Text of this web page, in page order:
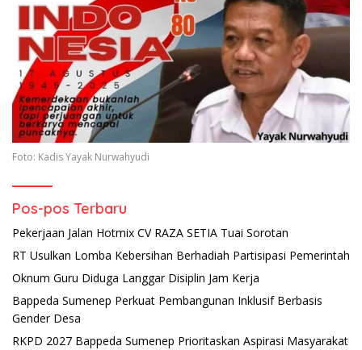
Foto: Kadis Yayak Nurwahyudi
Pos-pos Terbaru
Pekerjaan Jalan Hotmix CV RAZA SETIA Tuai Sorotan
RT Usulkan Lomba Kebersihan Berhadiah Partisipasi Pemerintah
Oknum Guru Diduga Langgar Disiplin Jam Kerja
Bappeda Sumenep Perkuat Pembangunan Inklusif Berbasis
Gender Desa
RKPD 2027 Bappeda Sumenep Prioritaskan Aspirasi Masyarakat